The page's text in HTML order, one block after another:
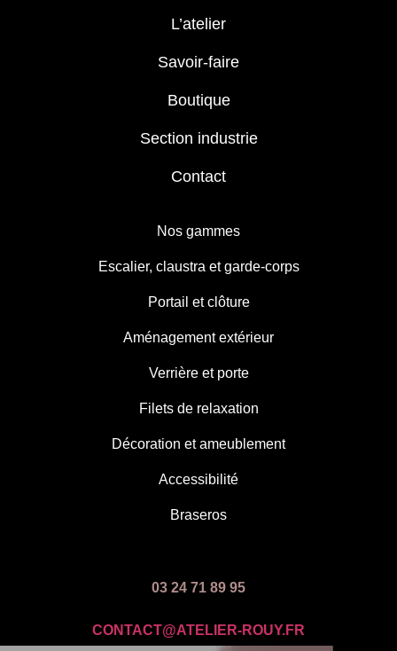
L’atelier
Savoir-faire
Boutique
Section industrie
Contact
Nos gammes
Escalier, claustra et garde-corps
Portail et clôture
Aménagement extérieur
Verrière et porte
Filets de relaxation
Décoration et ameublement
Accessibilité
Braseros
03 24 71 89 95
CONTACT@ATELIER-ROUY.FR